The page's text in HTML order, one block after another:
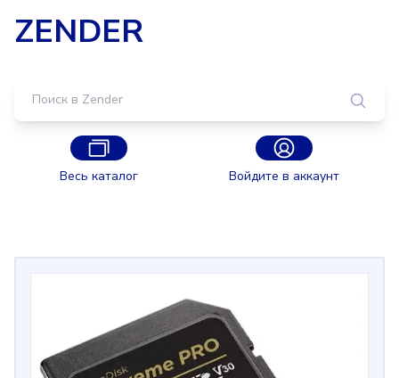
ZENDER
Весь каталог Войдите в аккаунт